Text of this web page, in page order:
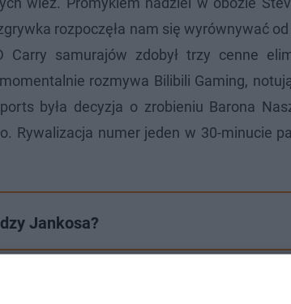
rozpoczęła nam się wyrównywać
samurajów zdobył trzy cenne
rozmywa Bilibili Gaming,
była decyzja o zrobieniu Barona
Rywalizacja numer jeden w 30-minucie
Jankosa?
w Hyżnem